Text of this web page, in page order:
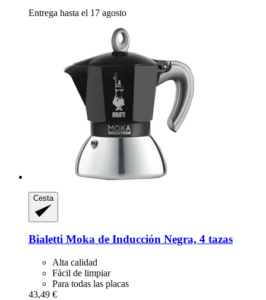
Entrega hasta el 17 agosto
Cesta
Bialetti Moka de Inducción Negra, 4 tazas
Alta calidad
Fácil de limpiar
Para todas las placas
43,49 €